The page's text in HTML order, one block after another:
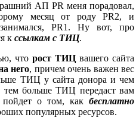
АП PR меня порадовал,
месяц от роду PR2, и
PR1. Ну вот, про
к ссылкам с ТИЦ.
что рост ТИЦвашего сайта
него, причем очень важен вес
ТИЦ у сайта донора и чем
тем больше ТИЦ передаст вам
пойдет о том, как бесплатно
популярных ресурсов.